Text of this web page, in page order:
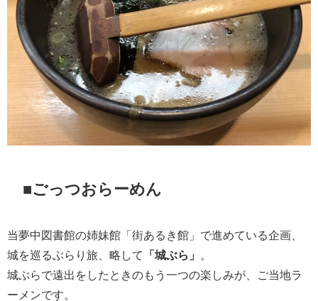
■ごっつおらーめん
当夢中図書館の姉妹館「街あるき館」で進めている企画、
城を巡るぶらり旅、略して
「城ぶら」
城ぶらで遠出をしたときのもう一つの楽しみが、ご当地ラ
ーメンです。